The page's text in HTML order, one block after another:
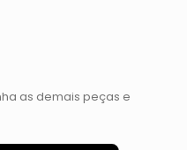
as demais peças e